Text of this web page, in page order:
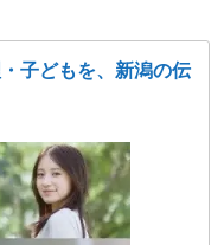
子どもを、新潟の伝